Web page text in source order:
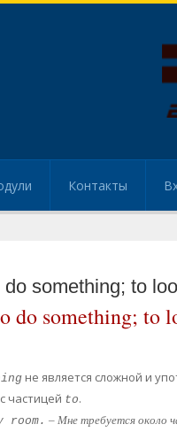
Контакты
something; to
something; to
не является сложной и
частицей to.
room. – Мне требуется около